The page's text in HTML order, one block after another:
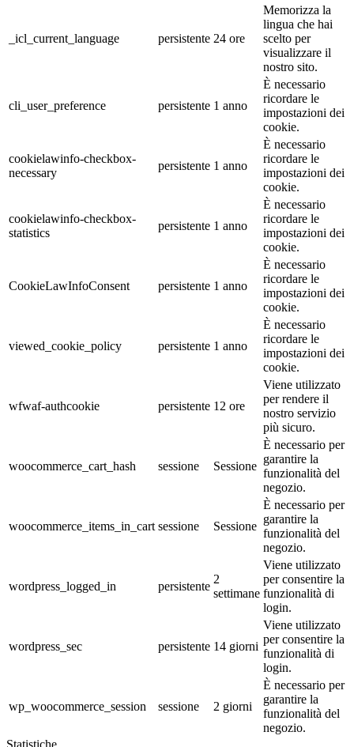
_icl_current_language persistente 24 ore
Memorizza la
lingua che hai
scelto per
visualizzare il
nostro sito.
cli_user_preference persistente 1 anno
È necessario
ricordare le
impostazioni dei
cookie.
cookielawinfo-checkbox-
necessary
persistente 1 anno
È necessario
ricordare le
impostazioni dei
cookie.
cookielawinfo-checkbox-
statistics
persistente 1 anno
È necessario
ricordare le
impostazioni dei
cookie.
CookieLawInfoConsent persistente 1 anno
È necessario
ricordare le
impostazioni dei
cookie.
viewed_cookie_policy persistente 1 anno
È necessario
ricordare le
impostazioni dei
cookie.
wfwaf-authcookie persistente 12 ore
Viene utilizzato
per rendere il
nostro servizio
più sicuro.
woocommerce_cart_hash sessione Sessione
È necessario per
garantire la
funzionalità del
negozio.
woocommerce_items_in_cart sessione Sessione
È necessario per
garantire la
funzionalità del
negozio.
wordpress_logged_in persistente
2
settimane
Viene utilizzato
per consentire la
funzionalità di
login.
wordpress_sec persistente 14 giorni
Viene utilizzato
per consentire la
funzionalità di
login.
wp_woocommerce_session sessione 2 giorni
È necessario per
garantire la
funzionalità del
negozio.
Statistiche